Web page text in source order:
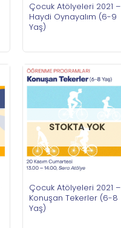
Çocuk Atölyeleri 2021 –
Haydi Oynayalım (6-9
Yaş)
STOKTA YOK
Çocuk Atölyeleri 2021 –
Konuşan Tekerler (6-8
Yaş)